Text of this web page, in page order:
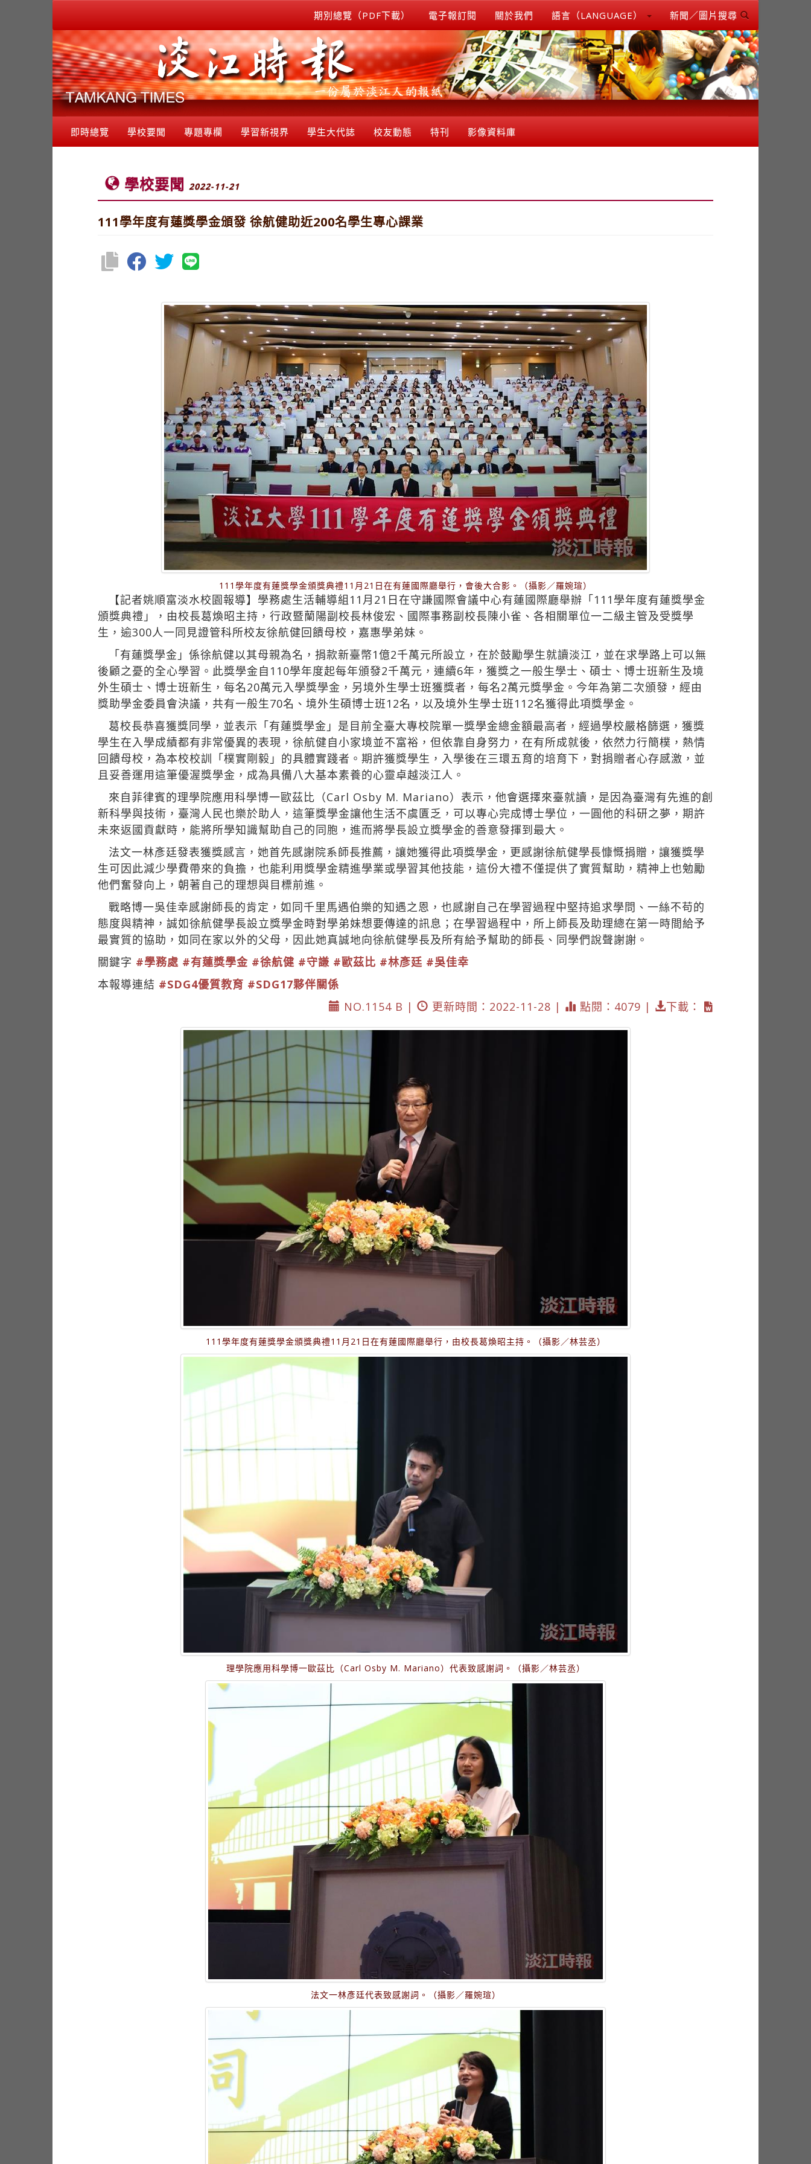
期別總覽（PDF下載） 電子報訂閱 關於我們 語言（LANGUAGE） 新聞／圖片搜尋
即時總覽 學校要聞 專題專欄 學習新視界 學生大代誌 校友動態 特刊 影像資料庫
學校要聞 2022-11-21
111學年度有蓮獎學金頒發 徐航健助近200名學生專心課業
111學年度有蓮獎學金頒獎典禮11月21日在有蓮國際廳舉行，會後大合影。（攝影／羅婉瑄）
【記者姚順富淡水校園報導】學務處生活輔導組11月21日在守謙國際會議中心有蓮國際廳舉辦「111學年度有蓮獎學金
頒獎典禮」，由校長葛煥昭主持，行政暨蘭陽副校長林俊宏、國際事務副校長陳小雀、各相關單位一二級主管及受獎學
生，逾300人一同見證管科所校友徐航健回饋母校，嘉惠學弟妹。
「有蓮獎學金」係徐航健以其母親為名，捐款新臺幣1億2千萬元所設立，在於鼓勵學生就讀淡江，並在求學路上可以無
後顧之憂的全心學習。此獎學金自110學年度起每年頒發2千萬元，連續6年，獲獎之一般生學士、碩士、博士班新生及境
外生碩士、博士班新生，每名20萬元入學獎學金，另境外生學士班獲獎者，每名2萬元獎學金。今年為第二次頒發，經由
獎助學金委員會決議，共有一般生70名、境外生碩博士班12名，以及境外生學士班112名獲得此項獎學金。
葛校長恭喜獲獎同學，並表示「有蓮獎學金」是目前全臺大專校院單一獎學金總金額最高者，經過學校嚴格篩選，獲獎
學生在入學成績都有非常優異的表現，徐航健自小家境並不富裕，但依靠自身努力，在有所成就後，依然力行簡樸，熱情
回饋母校，為本校校訓「樸實剛毅」的具體實踐者。期許獲獎學生，入學後在三環五育的培育下，對捐贈者心存感激，並
且妥善運用這筆優渥獎學金，成為具備八大基本素養的心靈卓越淡江人。
來自菲律賓的理學院應用科學博一歐茲比（Carl Osby M. Mariano）表示，他會選擇來臺就讀，是因為臺灣有先進的創
新科學與技術，臺灣人民也樂於助人，這筆獎學金讓他生活不虞匱乏，可以專心完成博士學位，一圓他的科研之夢，期許
未來返國貢獻時，能將所學知識幫助自己的同胞，進而將學長設立獎學金的善意發揮到最大。
法文一林彥廷發表獲獎感言，她首先感謝院系師長推薦，讓她獲得此項獎學金，更感謝徐航健學長慷慨捐贈，讓獲獎學
生可因此減少學費帶來的負擔，也能利用獎學金精進學業或學習其他技能，這份大禮不僅提供了實質幫助，精神上也勉勵
他們奮發向上，朝著自己的理想與目標前進。
戰略博一吳佳幸感謝師長的肯定，如同千里馬遇伯樂的知遇之恩，也感謝自己在學習過程中堅持追求學問、一絲不苟的
態度與精神，誠如徐航健學長設立獎學金時對學弟妹想要傳達的訊息；在學習過程中，所上師長及助理總在第一時間給予
最實質的協助，如同在家以外的父母，因此她真誠地向徐航健學長及所有給予幫助的師長、同學們說聲謝謝。
關鍵字 #學務處 #有蓮獎學金 #徐航健 #守謙 #歐茲比 #林彥廷 #吳佳幸
本報導連結 #SDG4優質教育 #SDG17夥伴關係
NO.1154 B |
更新時間：2022-11-28 | 點閱：4079 | 下載：
111學年度有蓮獎學金頒獎典禮11月21日在有蓮國際廳舉行，由校長葛煥昭主持。（攝影／林芸丞）
理學院應用科學博一歐茲比（Carl Osby M. Mariano）代表致感謝詞。（攝影／林芸丞）
法文一林彥廷代表致感謝詞。（攝影／羅婉瑄）